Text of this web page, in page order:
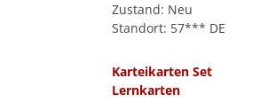
Zustand: Neu
Standort: 57*** DE
Karteikarten Set
Lernkarten